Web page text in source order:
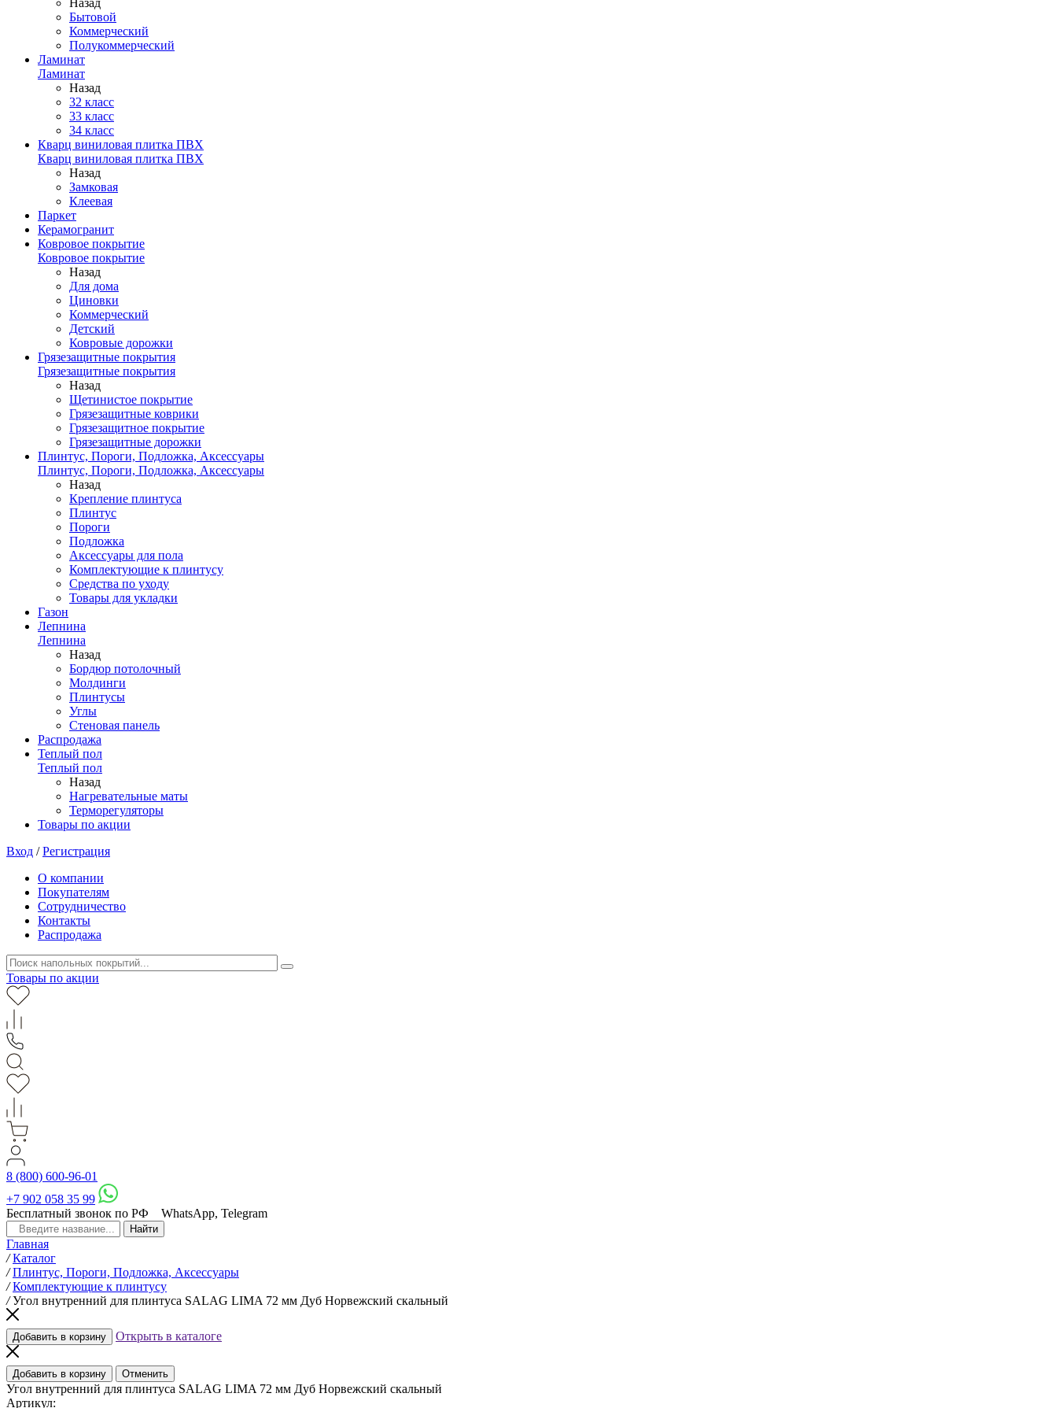
Назад
Бытовой
Коммерческий
Полукоммерческий
Ламинат
Ламинат
Назад
32 класс
33 класс
34 класс
Кварц виниловая плитка ПВХ
Кварц виниловая плитка ПВХ
Назад
Замковая
Клеевая
Паркет
Керамогранит
Ковровое покрытие
Ковровое покрытие
Назад
Для дома
Циновки
Коммерческий
Детский
Ковровые дорожки
Грязезащитные покрытия
Грязезащитные покрытия
Назад
Щетинистое покрытие
Грязезащитные коврики
Грязезащитное покрытие
Грязезащитные дорожки
Плинтус, Пороги, Подложка, Аксессуары
Плинтус, Пороги, Подложка, Аксессуары
Назад
Крепление плинтуса
Плинтус
Пороги
Подложка
Аксессуары для пола
Комплектующие к плинтусу
Средства по уходу
Товары для укладки
Газон
Лепнина
Лепнина
Назад
Бордюр потолочный
Молдинги
Плинтусы
Углы
Стеновая панель
Распродажа
Теплый пол
Теплый пол
Назад
Нагревательные маты
Терморегуляторы
Товары по акции
Вход /Регистрация
О компании
Покупателям
Сотрудничество
Контакты
Распродажа
Товары по акции
8 (800) 600-96-01
+7 902 058 35 99
Бесплатный звонок по РФ
WhatsApp, Telegram
Главная
/ Каталог
/ Плинтус, Пороги, Подложка, Аксессуары
/ Комплектующие к плинтусу
/ Угол внутренний для плинтуса SALAG LIMA 72 мм Дуб Норвежский скальный
Добавить в корзину Открыть в каталоге
Добавить в корзину Отменить
Угол внутренний для плинтуса SALAG LIMA 72 мм Дуб Норвежский скальный
Артикул: